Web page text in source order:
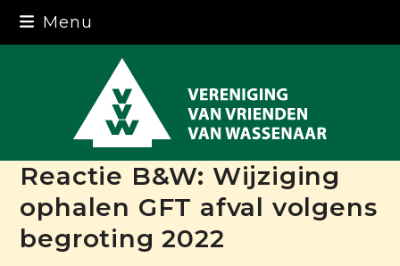
Skip
Menu
Reactie B&W: Wijziging
ophalen GFT afval volgens
begroting 2022